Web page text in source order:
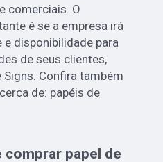
comerciais. O
é se a empresa irá
disponibilidade para
de seus clientes,
Confira também
de: papéis de
papel de